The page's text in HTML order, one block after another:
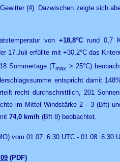
(4). Dazwischen zeigte sich
von +18,8°Crund 0,7
17.Juli erfüllte mit +30,2°C das
Sommertage (Tmax > 25°C)
entspricht damit
recht durchschnittlich, 201
im Mittel Windstärke 2 - 3 (Bft)
74,0 km/h (Bft 8) beobachtet.
vom 01.07. 6:30 UTC - 01.08. 6:30
(PDF)